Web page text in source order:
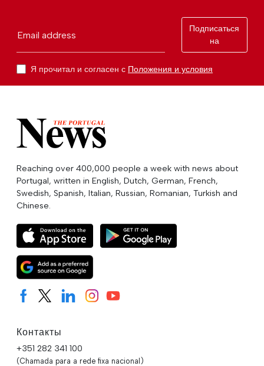
Email address
Подписаться
на
Я прочитал и согласен с Положения и условия
Reaching over 400,000 people a week with news about
Portugal, written in English, Dutch, German, French,
Swedish, Spanish, Italian, Russian, Romanian, Turkish and
Chinese.
Контакты
+351 282 341 100
(Chamada para a rede fixa nacional)